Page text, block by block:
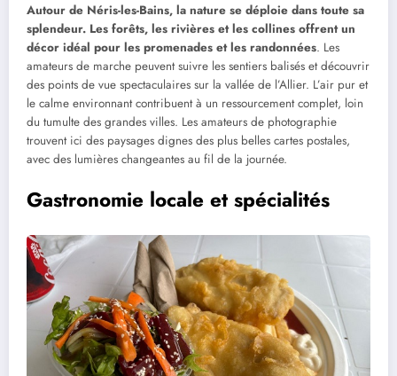
Autour de Néris-les-Bains, la nature se déploie dans toute sa
splendeur. Les forêts, les rivières et les collines offrent un
décor idéal pour les promenades et les randonnées. Les
amateurs de marche peuvent suivre les sentiers balisés et découvrir
des points de vue spectaculaires sur la vallée de l’Allier. L’air pur et
le calme environnant contribuent à un ressourcement complet, loin
du tumulte des grandes villes. Les amateurs de photographie
trouvent ici des paysages dignes des plus belles cartes postales,
avec des lumières changeantes au fil de la journée.
Gastronomie locale et spécialités